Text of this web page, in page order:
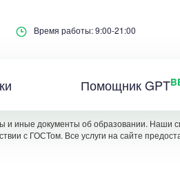
Время работы: 9:00-21:00
Помощник GPT
иные документы об образовании. Наши
с ГОСТом. Все услуги на сайте